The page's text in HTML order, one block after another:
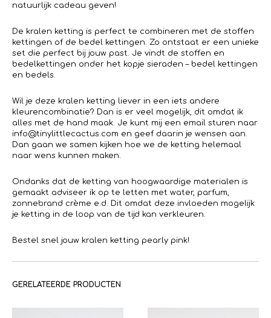
natuurlijk cadeau geven!
De kralen ketting is perfect te combineren met de stoffen
kettingen of de bedel kettingen. Zo ontstaat er een unieke
set die perfect bij jouw past. Je vindt de stoffen en
bedelkettingen onder het kopje sieraden – bedel kettingen
en bedels.
Wil je deze kralen ketting liever in een iets andere
kleurencombinatie? Dan is er veel mogelijk, dit omdat ik
alles met de hand maak. Je kunt mij een email sturen naar
info@tinylittlecactus.com en geef daarin je wensen aan.
Dan gaan we samen kijken hoe we de ketting helemaal
naar wens kunnen maken.
Ondanks dat de ketting van hoogwaardige materialen is
gemaakt adviseer ik op te letten met water, parfum,
zonnebrand crème e.d. Dit omdat deze invloeden mogelijk
je ketting in de loop van de tijd kan verkleuren.
Bestel snel jouw kralen ketting pearly pink!
GERELATEERDE PRODUCTEN